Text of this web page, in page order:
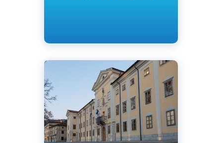
Cловенский
Нова Горица, Айдовшчина, Любляна,
Словения
Государственный